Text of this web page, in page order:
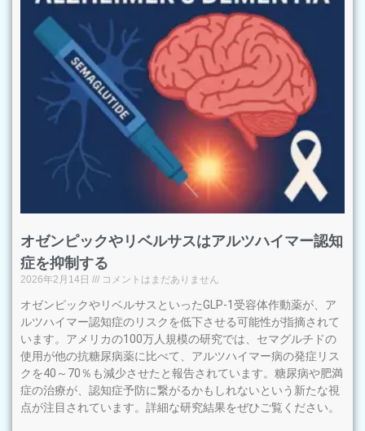
オゼンピックやリベルサスはアルツハイマー認知
症を抑制する
2026年2月14日 コメントはまだありません
オゼンピックやリベルサスといったGLP-1受容体作動薬が、ア
ルツハイマー認知症のリスクを低下させる可能性が指摘されて
います。アメリカの100万人規模の研究では、セマグルチドの
使用が他の抗糖尿病薬に比べて、アルツハイマー病の発症リス
クを40～70％も減少させたと報告されています。糖尿病や肥満
症の治療が、認知症予防に繋がるかもしれないという新たな視
点が注目されています。詳細な研究結果をぜひご覧ください。